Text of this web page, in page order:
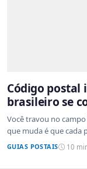
Código postal
brasileiro se
sistemas de
Você travou no campo
que muda é que cada
GUIAS POSTAIS 10